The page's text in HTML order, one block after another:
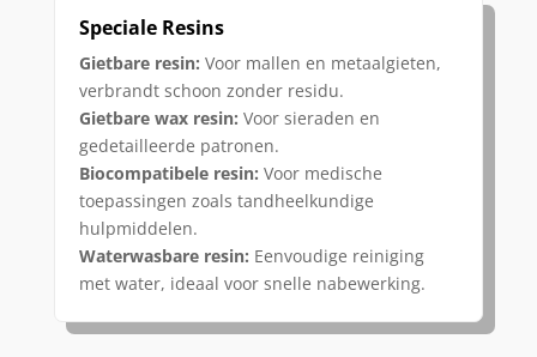
Speciale Resins
Gietbare resin: Voor mallen en metaalgieten,
verbrandt schoon zonder residu.
Gietbare wax resin: Voor sieraden en
gedetailleerde patronen.
Biocompatibele resin: Voor medische
toepassingen zoals tandheelkundige
hulpmiddelen.
Waterwasbare resin: Eenvoudige reiniging
met water, ideaal voor snelle nabewerking.